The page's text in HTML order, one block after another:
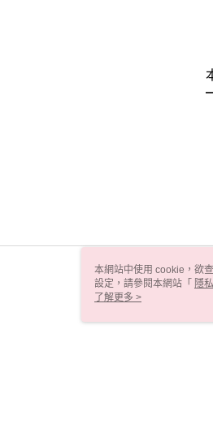
本網站中使用 cookie，欲
設定，請參閱本網站「 隱
使用 cookie。
了解更多 >